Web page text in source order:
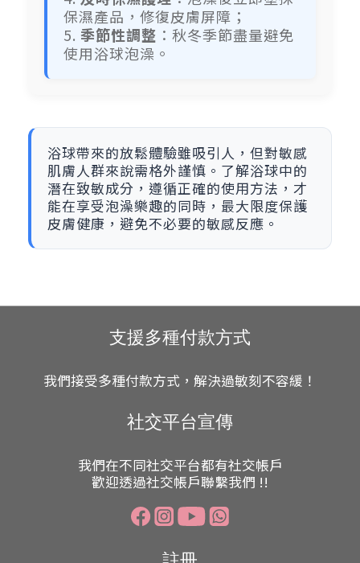
保濕產品，修復皮膚屏障；
5. 季節性調整 ：秋冬季節盡量避免
使用浴球泡澡。
浴球帶來的放鬆體驗雖吸引人，但對敏感
肌膚人群來說需格外謹慎。了解浴球中的
潛在致敏成分，遵循正確的使用方法，才
能在享受泡澡樂趣的同時，最大限度保護
皮膚健康，避免不必要的敏感反應。
支援多種付款方式
我們接受多種付款方式，解決過敏刻不容緩！
社交平台宣傳
我們在不同社交平台都有社交帳戶
歡迎透過社交帳戶聯繫我們 !!